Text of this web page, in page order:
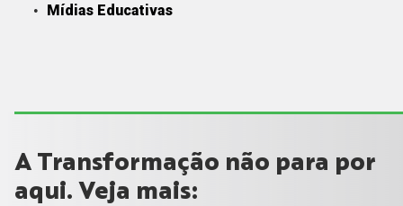
Mídias Educativas
A Transformação não para por
aqui. Veja mais: